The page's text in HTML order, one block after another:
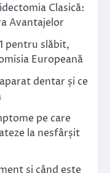
Clasică:
Avantajelor
pentru slăbit,
Europeană
dentar și ce
pe care
la nesfârșit
și când este